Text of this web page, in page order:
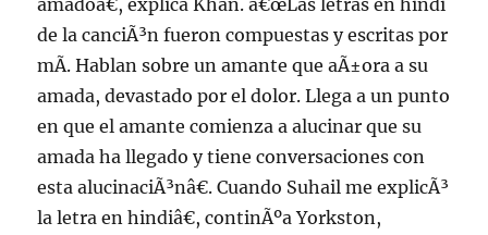
de la canciÃ³n fueron compuestas y escritas por
mÃ­. Hablan sobre un amante que aÃ±ora a su
amada, devastado por el dolor. Llega a un punto
en que el amante comienza a alucinar que su
amada ha llegado y tiene conversaciones con
esta alucinaciÃ³nâ€. Cuando Suhail me explicÃ³
la letra en hindiâ€, continÃºa Yorkston,